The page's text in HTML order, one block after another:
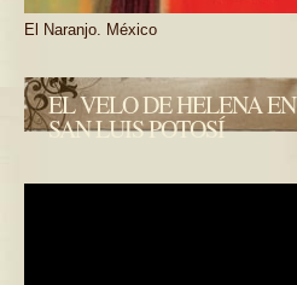
El Naranjo. México
EL VELO DE HELENA EN
SAN LUIS POTOSÍ